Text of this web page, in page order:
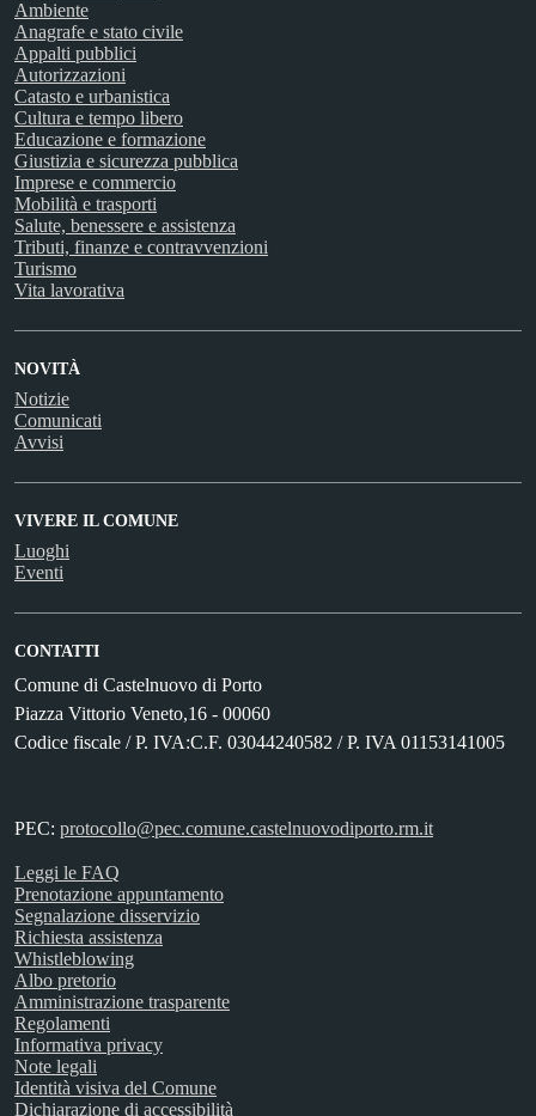
Ambiente
Anagrafe e stato civile
Appalti pubblici
Autorizzazioni
Catasto e urbanistica
Cultura e tempo libero
Educazione e formazione
Giustizia e sicurezza pubblica
Imprese e commercio
Mobilità e trasporti
Salute, benessere e assistenza
Tributi, finanze e contravvenzioni
Turismo
Vita lavorativa
NOVITÀ
Notizie
Comunicati
Avvisi
VIVERE IL COMUNE
Luoghi
Eventi
CONTATTI
Comune di Castelnuovo di Porto
Piazza Vittorio Veneto,16 - 00060
Codice fiscale / P. IVA:C.F. 03044240582 / P. IVA 01153141005
PEC: protocollo@pec.comune.castelnuovodiporto.rm.it
Leggi le FAQ
Prenotazione appuntamento
Segnalazione disservizio
Richiesta assistenza
Whistleblowing
Albo pretorio
Amministrazione trasparente
Regolamenti
Informativa privacy
Note legali
Identità visiva del Comune
Dichiarazione di accessibilità